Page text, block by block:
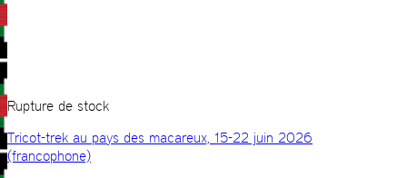
Rupture de stock
Tricot-trek au pays des macareux, 15-22 juin 2026
(francophone)